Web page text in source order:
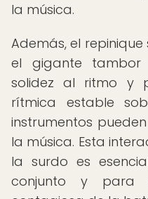
la música.
Además, el
el gigante
solidez al ritmo y
rítmica estable
instrumentos
la música. Esta
la surdo es
conjunto y para